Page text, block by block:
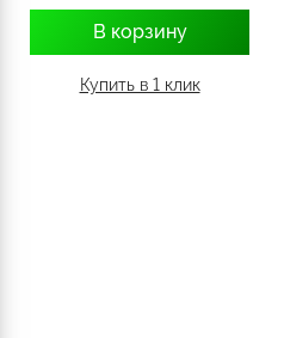
В корзину
Купить в 1 клик